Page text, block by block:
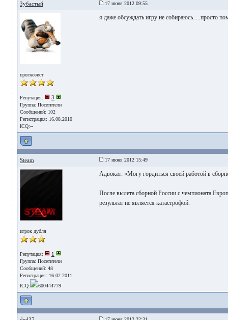
Зубастый 17 июня 2012 09:55
прогнозист
Репутация: 3
Группа: Посетители
Сообщений: 102
Регистрация: 16.08.2010
ICQ:--
я даже обсуждать игру не собираюсь.....просто
Steam 17 июня 2012 15:49
игрок дубля
Репутация: 1
Группа: Посетители
Сообщений: 48
Регистрация: 16.02.2011
ICQ:
600444779
Адвокат: «Могу гордиться своей работой в
После вылета сборной России с чемпионата
результат не является катастрофой.